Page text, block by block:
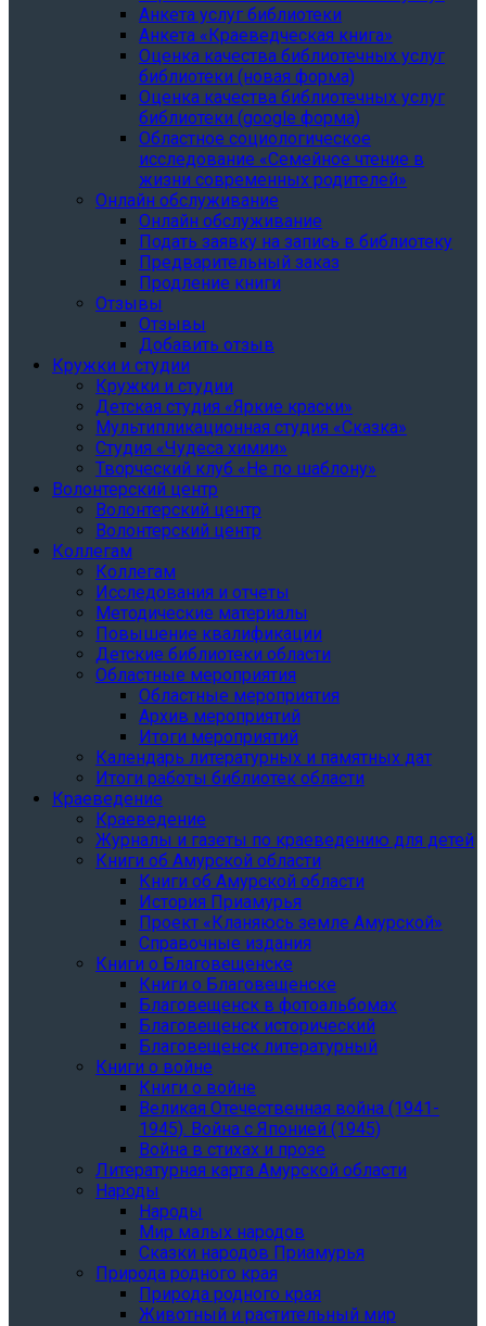
Анкета услуг библиотеки
Анкета «Краеведческая книга»
Oценка качества библиотечных услуг
библиотеки (новая форма)
Oценка качества библиотечных услуг
библиотеки (google форма)
Областное социологическое
исследование «Семейное чтение в
жизни современных родителей»
Онлайн обслуживание
Онлайн обслуживание
Подать заявку на запись в библиотеку
Предварительный заказ
Продление книги
Отзывы
Отзывы
Добавить отзыв
Кружки и студии
Кружки и студии
Детская студия «Яркие краски»
Мультипликационная студия «Сказка»
Студия «Чудеса химии»
Творческий клуб «Не по шаблону»
Волонтерский центр
Волонтерский центр
Волонтерский центр
Коллегам
Коллегам
Исследования и отчеты
Методические материалы
Повышение квалификации
Детские библиотеки области
Областные мероприятия
Областные мероприятия
Архив мероприятий
Итоги мероприятий
Календарь литературных и памятных дат
Итоги работы библиотек области
Краеведение
Краеведение
Журналы и газеты по краеведению для детей
Книги об Амурской области
Книги об Амурской области
История Приамурья
Проект «Кланяюсь земле Амурской»
Справочные издания
Книги о Благовещенске
Книги о Благовещенске
Благовещенск в фотоальбомах
Благовещенск исторический
Благовещенск литературный
Книги о войне
Книги о войне
Великая Отечественная война (1941-
1945). Война с Японией (1945)
Война в стихах и прозе
Литературная карта Амурской области
Народы
Народы
Мир малых народов
Сказки народов Приамурья
Природа родного края
Природа родного края
Животный и растительный мир